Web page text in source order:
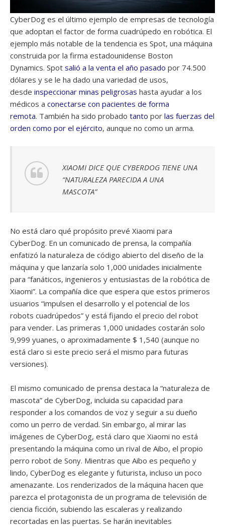
CyberDog es el último ejemplo de empresas de tecnología
que adoptan el factor de forma cuadrúpedo en robótica. El
ejemplo más notable de la tendencia es Spot, una máquina
construida por la firma estadounidense Boston
Dynamics. Spot salió a la venta el año pasado por 74.500
dólares y se le ha dado una variedad de usos,
desde inspeccionar minas peligrosas hasta ayudar a los
médicos a conectarse con pacientes de forma
remota. También ha sido probado tanto por las fuerzas del
orden como por el ejército, aunque no como un arma.
XIAOMI DICE QUE CYBERDOG TIENE UNA
“NATURALEZA PARECIDA A UNA
MASCOTA”
No está claro qué propósito prevé Xiaomi para
CyberDog. En un comunicado de prensa, la compañía
enfatizó la naturaleza de código abierto del diseño de la
máquina y que lanzaría solo 1,000 unidades inicialmente
para “fanáticos, ingenieros y entusiastas de la robótica de
Xiaomi”. La compañía dice que espera que estos primeros
usuarios “impulsen el desarrollo y el potencial de los
robots cuadrúpedos” y está fijando el precio del robot
para vender. Las primeras 1,000 unidades costarán solo
9,999 yuanes, o aproximadamente $ 1,540 (aunque no
está claro si este precio será el mismo para futuras
versiones).
El mismo comunicado de prensa destaca la “naturaleza de
mascota” de CyberDog, incluida su capacidad para
responder a los comandos de voz y seguir a su dueño
como un perro de verdad. Sin embargo, al mirar las
imágenes de CyberDog, está claro que Xiaomi no está
presentando la máquina como un rival de Aibo, el propio
perro robot de Sony. Mientras que Aibo es pequeño y
lindo, CyberDog es elegante y futurista, incluso un poco
amenazante. Los renderizados de la máquina hacen que
parezca el protagonista de un programa de televisión de
ciencia ficción, subiendo las escaleras y realizando
recortadas en las puertas. Se harán inevitables